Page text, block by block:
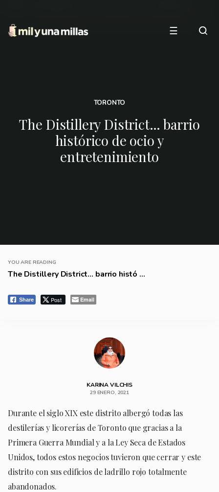
☰
TORONTO
The Distillery District… barrio
histórico de ocio y
entretenimiento
YOU ARE READING
The Distillery District… barrio histó ...
Share Post Email
KARINA VILCHIS
29 ENERO, 2021
Durante el siglo XIX este distrito albergó todas las
destilerías y licorerías de Toronto que gracias a la
Primera Guerra Mundial y a la Ley Seca de Estados
Unidos, todos estos negocios tuvieron que cerrar y este
distrito con sus edificios de ladrillo rojo totalmente
abandonados.